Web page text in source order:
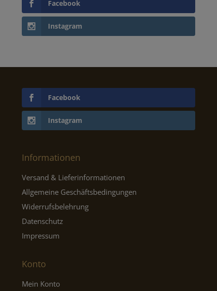
Facebook
Instagram
Facebook
Instagram
Informationen
Versand & Lieferinformationen
Allgemeine Geschäftsbedingungen
Widerrufsbelehrung
Datenschutz
Impressum
Konto
Mein Konto